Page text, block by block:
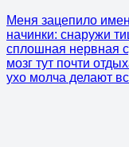
Меня зацепило
начинки: снаружи
сплошная нервная
мозг тут почти
ухо молча делают